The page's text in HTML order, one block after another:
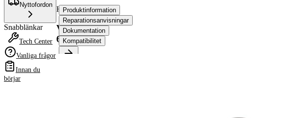
Nyttofordon
Snabblänkar
Tech Center
Vanliga frågor
Innan du
börjar
Hjullagerssats
VKBA
6755
Produktinformation
Reparationsanvisningar
Dokumentation
Kompatibilitet